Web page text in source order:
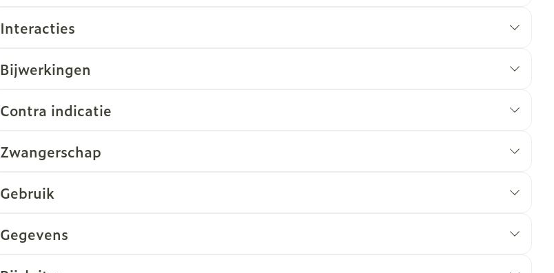
Interacties
Bijwerkingen
Contra indicatie
Zwangerschap
Gebruik
Gegevens